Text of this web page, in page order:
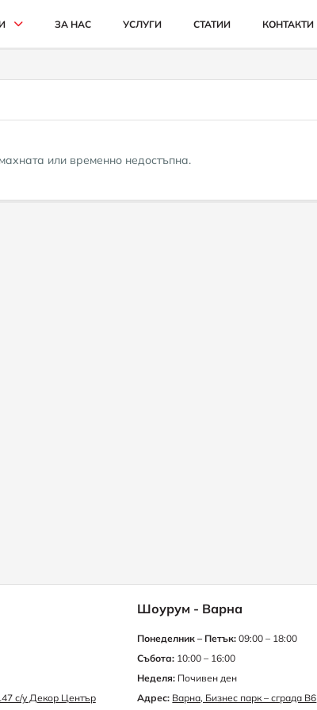
И ДЖИПОВЕ
ЗА НАС УСЛУГИ СТАТИИ КОНТАКТИ
или временно недостъпна.
с/у Декор Център
Шоурум - Варна
Понеделник – Петък: 09:00 – 18:00
Събота: 10:00 – 16:00
Неделя: Почивен ден
Адрес: Варна, Бизнес парк – сграда B6